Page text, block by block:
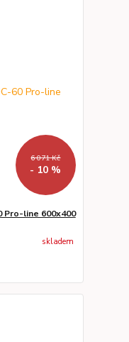
6 071 Kč
- 10 %
Pro-line 600x400
skladem